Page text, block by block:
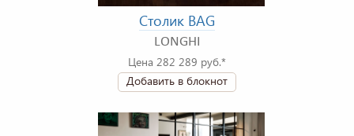
Столик BAG
LONGHI
Цена 282 289 руб.*
Добавить в блокнот